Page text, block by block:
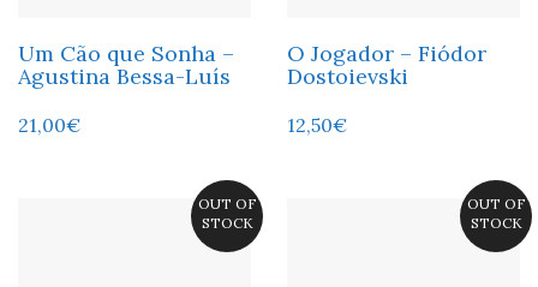
Um Cão que Sonha –
Agustina Bessa-Luís
21,00€
O Jogador – Fiódor
Dostoievski
12,50€
OUT OF
STOCK
OUT OF
STOCK